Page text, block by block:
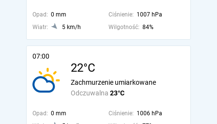
Opad: 0 mm Ciśnienie: 1007 hPa
Wiatr:
5 km/h Wilgotność: 84%
07:00
22°C
Odczuwalna 23°C
Zachmurzenie umiarkowane
Opad: 0 mm Ciśnienie: 1006 hPa